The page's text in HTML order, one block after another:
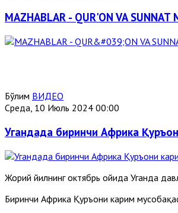
MAZHABLAR - QUR'ON VA SUNNAT
Бўлим ВИДЕО
Среда, 10 Июль 2024 00:00
Угандада биринчи Aфрика
Жорий йилнинг октябрь ойида Уганда
Биринчи Aфрика Қуръони карим